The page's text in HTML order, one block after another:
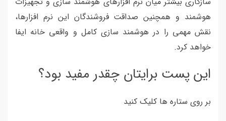
هوشمند و همچنین صداقت فروشندگان این نرم افزارها،
نقش مهمی را در هوشمند سازی کامل و واقعی خانه ایفا
خواهد کرد.
این پست برایتان چقدر مفید بود؟
بر روی ستاره ها کلیک کنید